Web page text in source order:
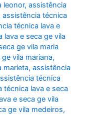
leonor,assistência
assistência técnica
técnica lava e
lava e seca ge vila
ge vila maria
vila mariana,
marieta,assistência
técnica
técnica lava e seca
e seca ge vila
ge vila medeiros,